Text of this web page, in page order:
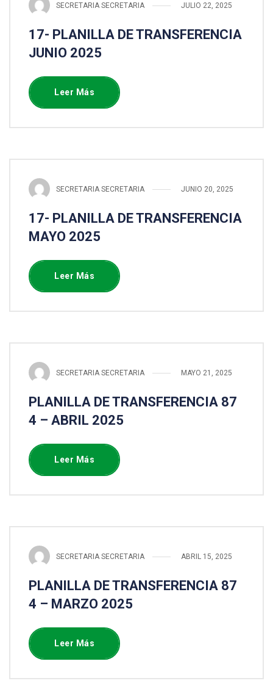
SECRETARIA SECRETARIA JULIO 22, 2025
17- PLANILLA DE TRANSFERENCIA
JUNIO 2025
Leer Más
SECRETARIA SECRETARIA JUNIO 20, 2025
17- PLANILLA DE TRANSFERENCIA
MAYO 2025
Leer Más
SECRETARIA SECRETARIA MAYO 21, 2025
PLANILLA DE TRANSFERENCIA 87
4 – ABRIL 2025
Leer Más
SECRETARIA SECRETARIA ABRIL 15, 2025
PLANILLA DE TRANSFERENCIA 87
4 – MARZO 2025
Leer Más